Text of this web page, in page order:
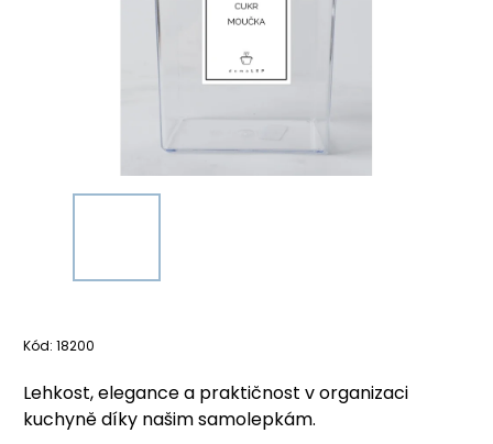
Kód: 18200
Lehkost, elegance a praktičnost v organizaci
kuchyně díky našim samolepkám.